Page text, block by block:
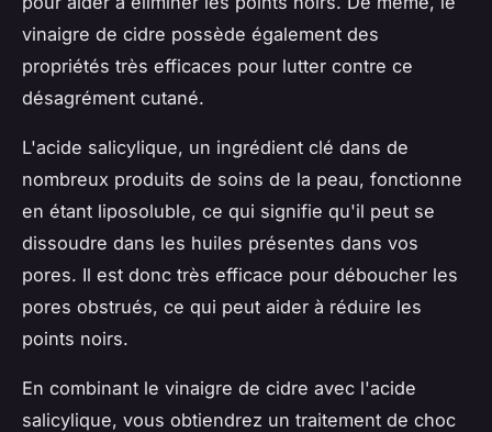
vinaigre de cidre possède également des
propriétés très efficaces pour lutter contre ce
désagrément cutané.
L'acide salicylique, un ingrédient clé dans de
nombreux produits de soins de la peau, fonctionne
en étant liposoluble, ce qui signifie qu'il peut se
dissoudre dans les huiles présentes dans vos
pores. Il est donc très efficace pour déboucher les
pores obstrués, ce qui peut aider à réduire les
points noirs.
En combinant le vinaigre de cidre avec l'acide
salicylique, vous obtiendrez un traitement de choc